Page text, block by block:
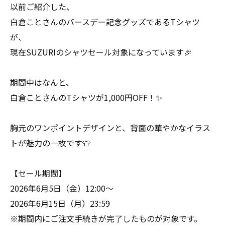
以前ご紹介した、
白倉ことさんのバースデー記念グッズであるTシャツ
が、
現在SUZURIのシャツセール対象になっています🎉
期間中はなんと、
白倉ことさんのTシャツが1,000円OFF！✨
胸元のワンポイントデザインと、背面の華やかなイラス
トが魅力の一枚です👕
【セール期間】
2026年6月5日（金）12:00〜
2026年6月15日（月）23:59
※期間内にご注文手続きが完了したものが対象です。